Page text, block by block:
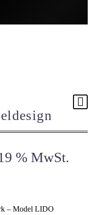
% MwSt.
– Model LIDO